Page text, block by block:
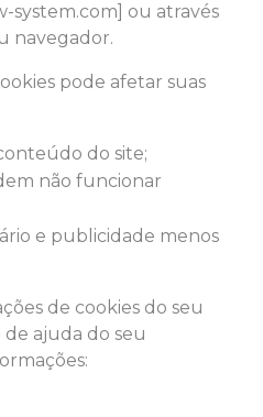
system.com] ou através
navegador.
pode afetar suas
do site;
não funcionar
e publicidade menos
de cookies do seu
de ajuda do seu